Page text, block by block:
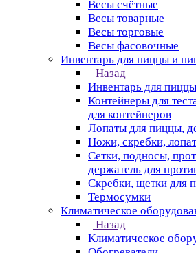
Весы счётные
Весы товарные
Весы торговые
Весы фасовочные
Инвентарь для пиццы и
Назад
Инвентарь для
Контейнеры для
для контейнеров
Лопаты для пиццы,
Ножи, скребки,
Сетки, подносы,
держатель для
Скребки, щетки для
Термосумки
Климатическое
Назад
Климатическое